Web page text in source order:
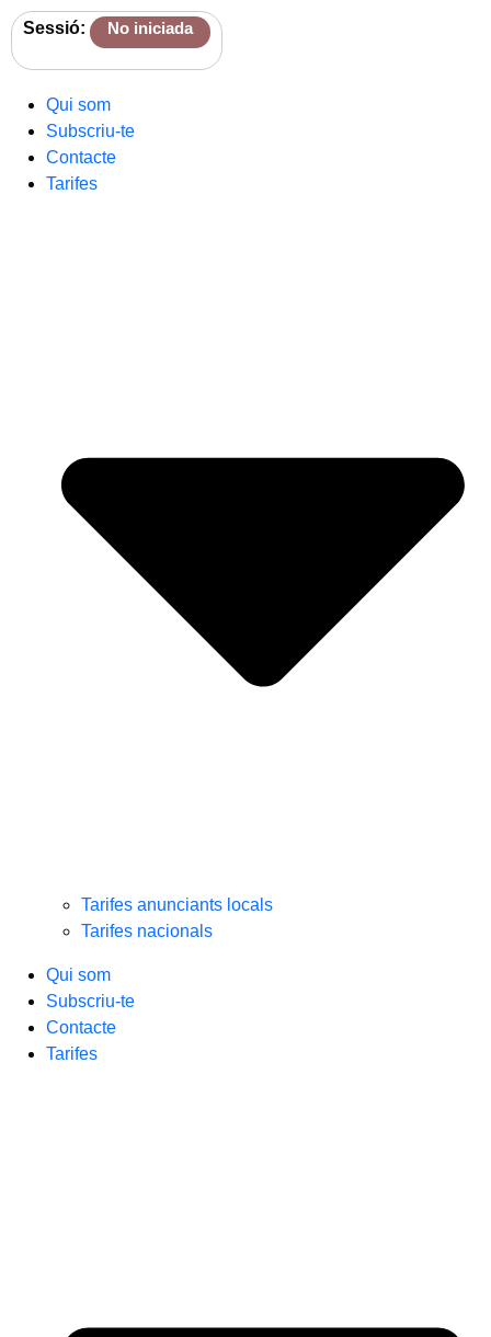
Sessió: No iniciada
Qui som
Subscriu-te
Contacte
Tarifes
Tarifes anunciants locals
Tarifes nacionals
Qui som
Subscriu-te
Contacte
Tarifes